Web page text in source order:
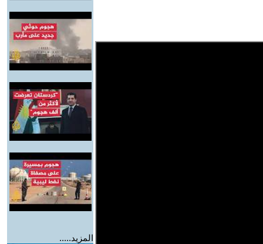
المزيد.....